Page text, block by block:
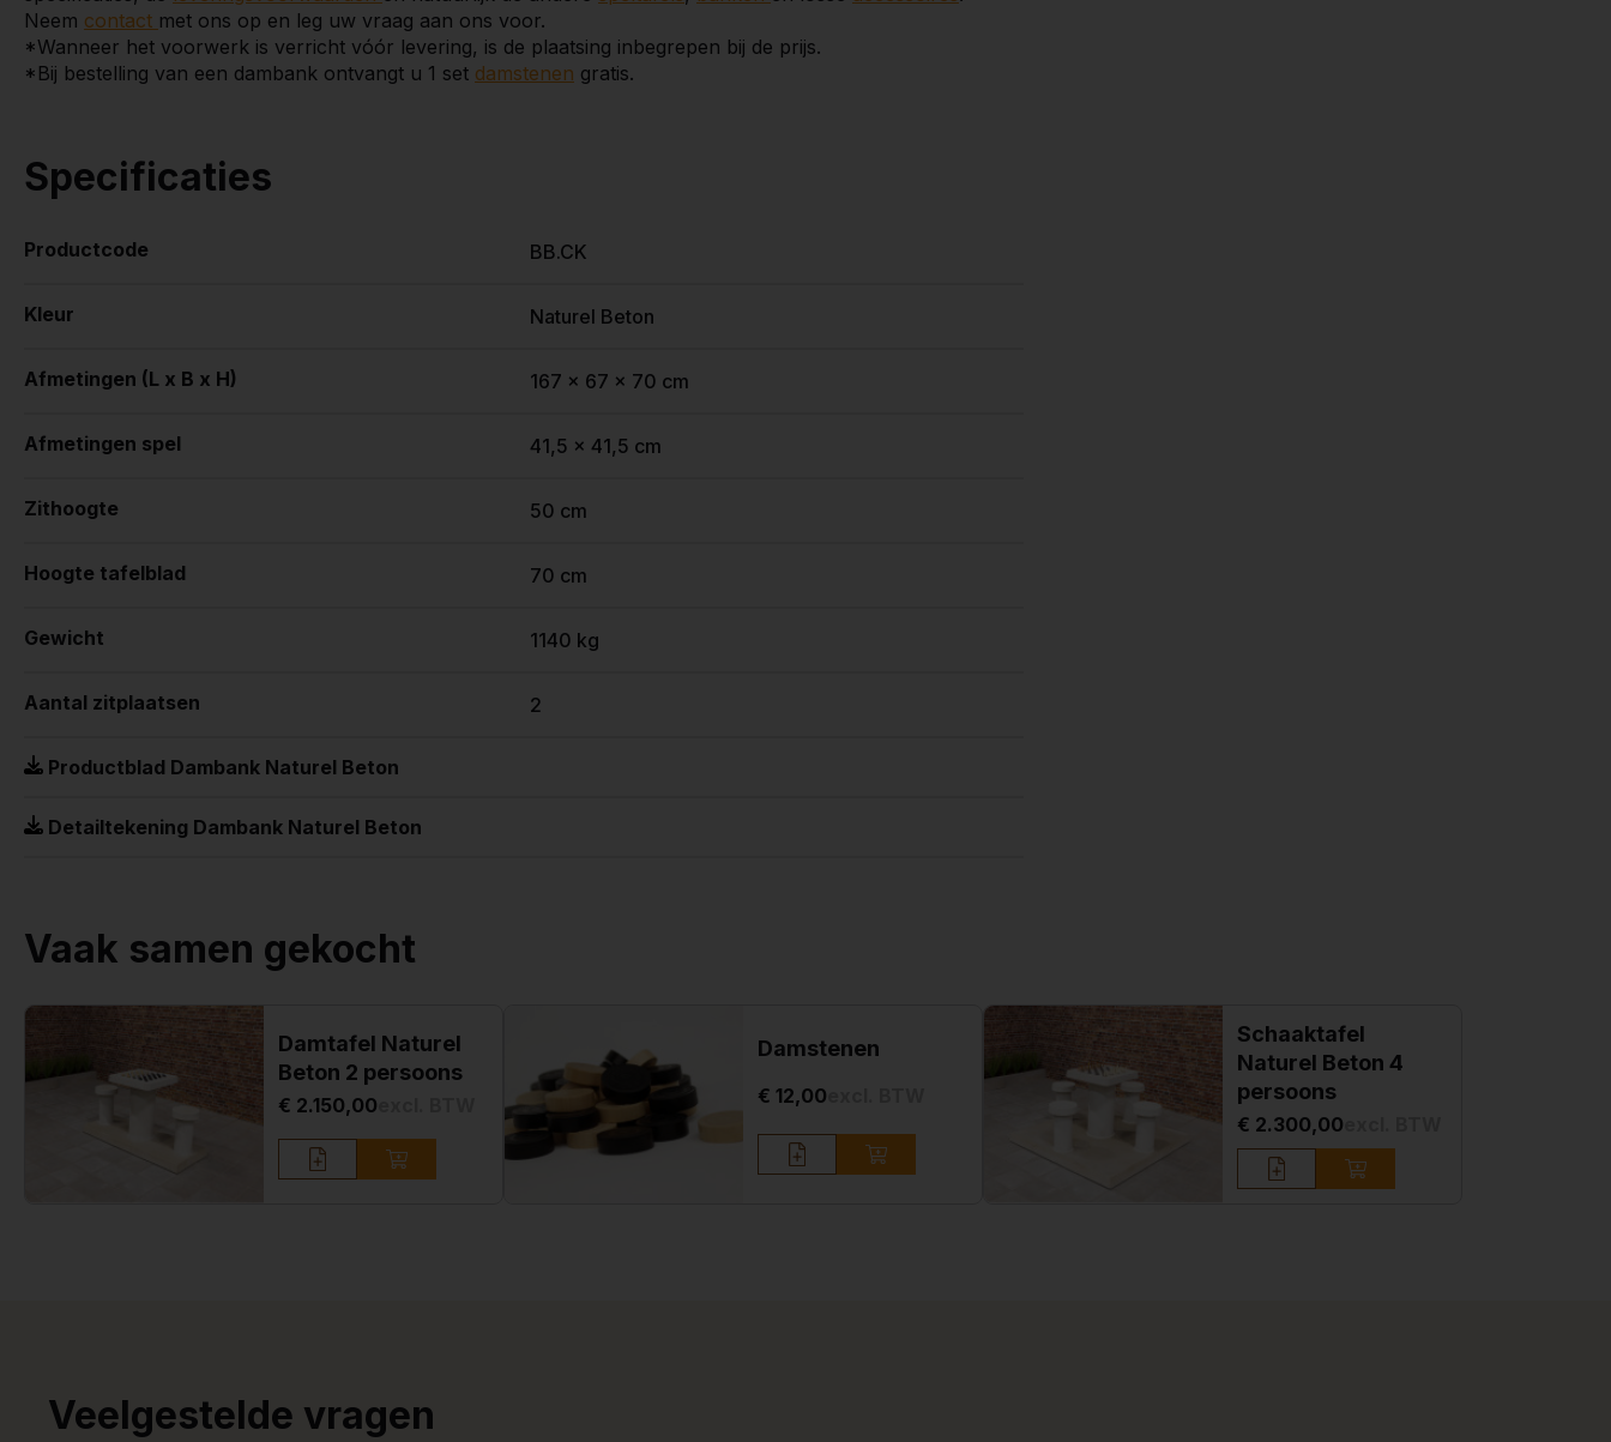
Neem contact met ons op en leg uw vraag aan ons voor.
*Wanneer het voorwerk is verricht vóór levering, is de plaatsing inbegrepen bij de prijs.
*Bij bestelling van een dambank ontvangt u 1 set damstenen gratis.
Specificaties
Productcode BB.CK
Kleur Naturel Beton
Afmetingen (L x B x H) 167 x 67 x 70 cm
Afmetingen spel 41,5 x 41,5 cm
Zithoogte 50 cm
Hoogte tafelblad 70 cm
Gewicht 1140 kg
Aantal zitplaatsen 2
Productblad Dambank Naturel Beton
Detailtekening Dambank Naturel Beton
Vaak samen gekocht
Damtafel Naturel
Beton 2 persoons
€ 2.150,00
Damstenen
€ 12,00
Schaaktafel
Naturel Beton 4
persoons
€ 2.300,00
Veelgestelde vragen